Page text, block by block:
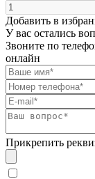
Добавить в
У вас остались
Звоните по
онлайн
Прикрепить